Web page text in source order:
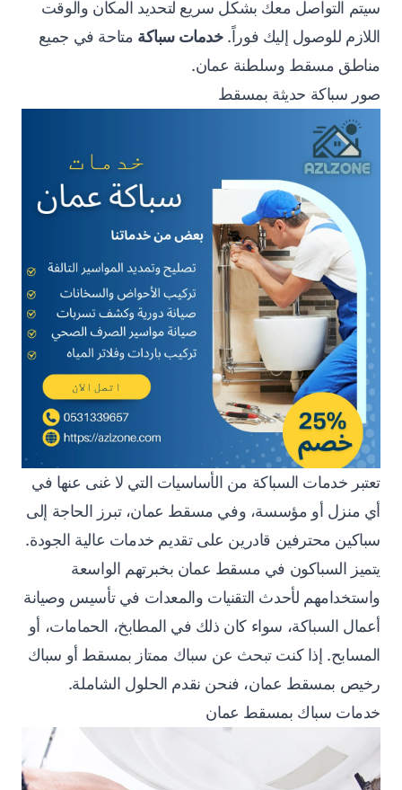
سيتم التواصل معك بشكل سريع لتحديد المكان والوقت
اللازم للوصول إليك فوراً.خدمات سباكة متاحة في جميع
مناطق مسقط وسلطنة عمان.
صور سباكة حديثة بمسقط
تعتبر خدمات السباكة من الأساسيات التي لا غنى عنها في
أي منزل أو مؤسسة، وفي مسقط عمان، تبرز الحاجة إلى
سباكين محترفين قادرين على تقديم خدمات عالية الجودة.
يتميز السباكون في مسقط عمان بخبرتهم الواسعة
واستخدامهم لأحدث التقنيات والمعدات في تأسيس وصيانة
أعمال السباكة، سواء كان ذلك في المطابخ، الحمامات، أو
المسابح. إذا كنت تبحث عن سباك ممتاز بمسقط أو سباك
رخيص بمسقط عمان، فنحن نقدم الحلول الشاملة.
خدمات سباك بمسقط عمان